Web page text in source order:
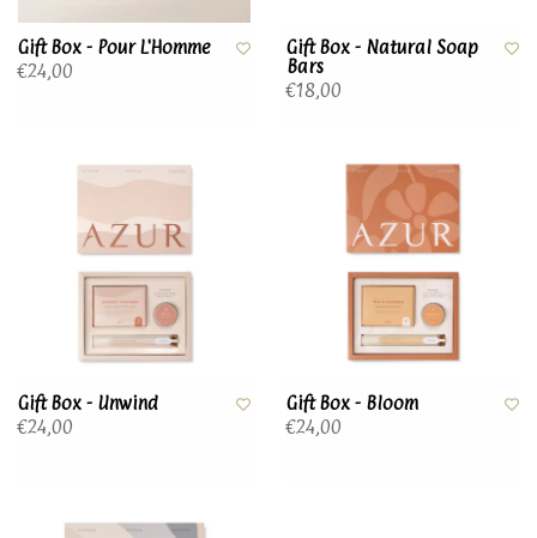
Gift Box - Pour L'Homme
€24,00
Gift Box - Natural Soap
Bars
€18,00
Gift Box - Unwind
€24,00
Gift Box - Bloom
€24,00